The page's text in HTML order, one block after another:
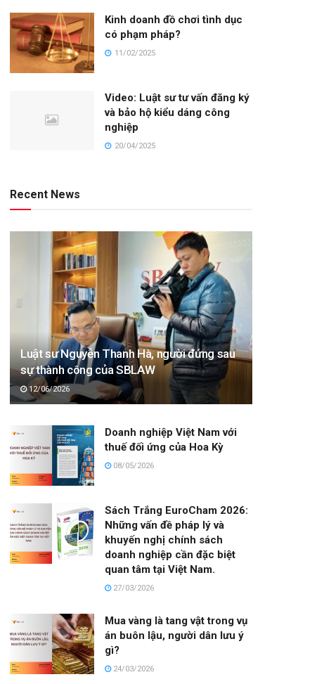
Kinh doanh đồ chơi tình dục
có phạm pháp?
11/02/2025
Video: Luật sư tư vấn đăng ký
và bảo hộ kiểu dáng công
nghiệp
20/04/2025
Recent News
Luật sư Nguyễn Thanh Hà, người đứng sau
sự thành công của SBLAW
12/06/2026
Doanh nghiệp Việt Nam với
thuế đối ứng của Hoa Kỳ
08/05/2026
Sách Trắng EuroCham 2026:
Những vấn đề pháp lý và
khuyến nghị chính sách
doanh nghiệp cần đặc biệt
quan tâm tại Việt Nam.
27/03/2026
Mua vàng là tang vật trong vụ
án buôn lậu, người dân lưu ý
gì?
24/03/2026